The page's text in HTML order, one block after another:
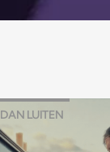
DAN LUITEN
GLORIOUS